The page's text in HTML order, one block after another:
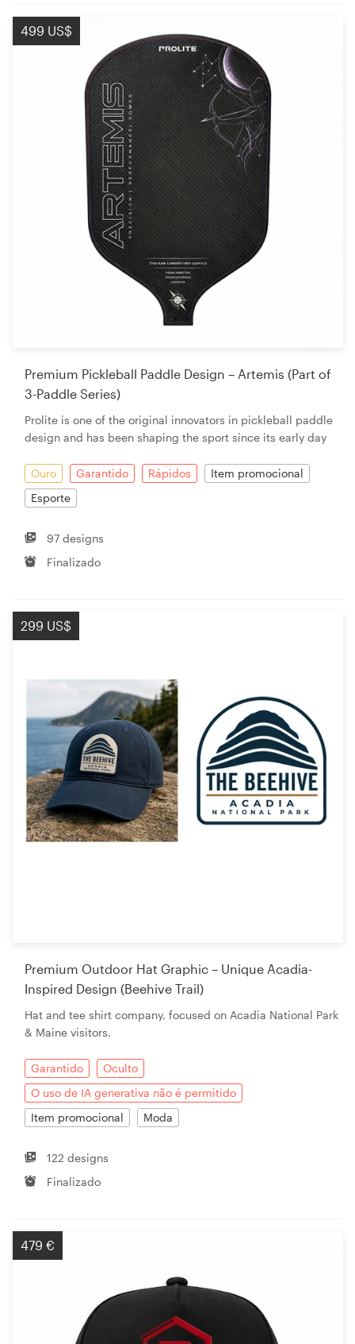
499 US$
Premium Pickleball Paddle Design – Artemis (Part of
3-Paddle Series)
Prolite is one of the original innovators in pickleball paddle
design and has been shaping the sport since its early day
Ouro Garantido Rápidos
Item promocional
Esporte
97 designs
Finalizado
299 US$
Premium Outdoor Hat Graphic – Unique Acadia-
Inspired Design (Beehive Trail)
Hat and tee shirt company, focused on Acadia National Park
& Maine visitors.
Garantido
Oculto
O uso de IA generativa não é permitido
Item promocional
Moda
122 designs
Finalizado
479 €